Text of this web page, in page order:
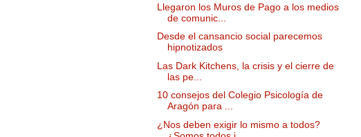
Llegaron los Muros de Pago a los medios
de comunic...
Desde el cansancio social parecemos
hipnotizados
Las Dark Kitchens, la crisis y el cierre de
las pe...
10 consejos del Colegio Psicología de
Aragón para ...
¿Nos deben exigir lo mismo a todos?